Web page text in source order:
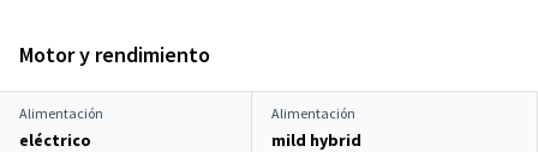
Motor y rendimiento
Alimentación
eléctrico
Alimentación
mild hybrid